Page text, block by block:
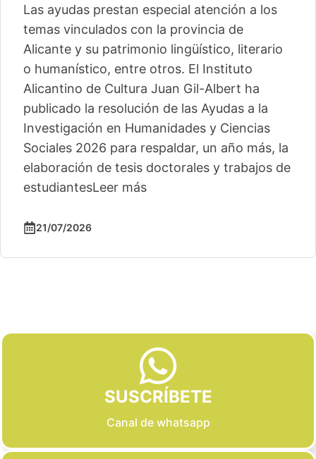
Las ayudas prestan especial atención a los
temas vinculados con la provincia de
Alicante y su patrimonio lingüístico, literario
o humanístico, entre otros. El Instituto
Alicantino de Cultura Juan Gil-Albert ha
publicado la resolución de las Ayudas a la
Investigación en Humanidades y Ciencias
Sociales 2026 para respaldar, un año más, la
elaboración de tesis doctorales y trabajos de
estudiantesLeer más
21/07/2026
SUSCRÍBETE
Canal de whatsapp